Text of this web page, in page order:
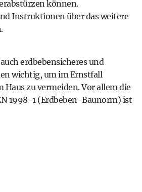
können.
Instruktionen über das weitere
erdbebensicheres und
wichtig, um im Ernstfall
Haus zu vermeiden. Vor allem die
1998-1 (Erdbeben-Baunorm) ist